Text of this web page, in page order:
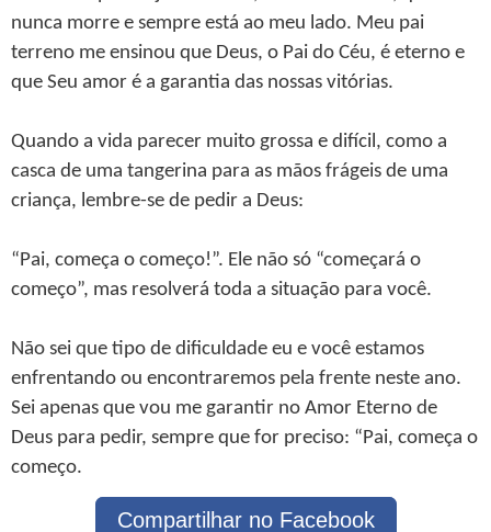
nunca morre e sempre está ao meu lado. Meu pai
terreno me ensinou que Deus, o Pai do Céu, é eterno e
que Seu amor é a garantia das nossas vitórias.
Quando a vida parecer muito grossa e difícil, como a
casca de uma tangerina para as mãos frágeis de uma
criança, lembre-se de pedir a Deus:
“Pai, começa o começo!”. Ele não só “começará o
começo”, mas resolverá toda a situação para você.
Não sei que tipo de dificuldade eu e você estamos
enfrentando ou encontraremos pela frente neste ano.
Sei apenas que vou me garantir no Amor Eterno de
Deus para pedir, sempre que for preciso: “Pai, começa o
começo.
Compartilhar no Facebook